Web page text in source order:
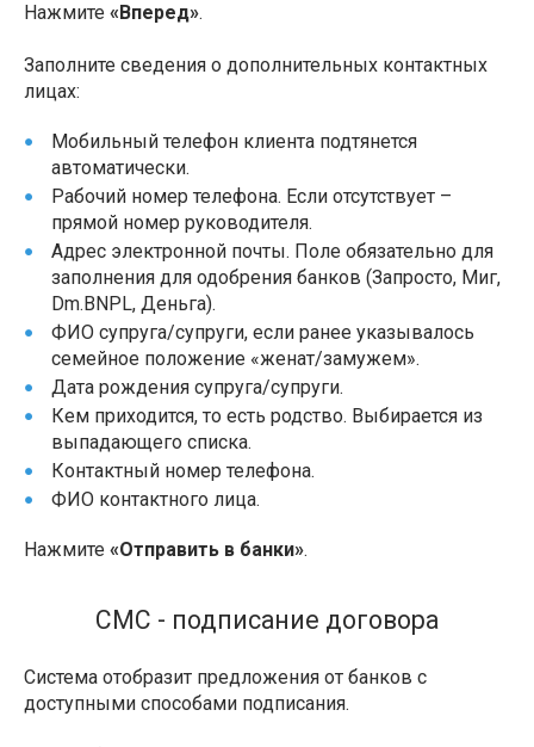
Нажмите «Вперед».
Заполните сведения о дополнительных контактных
лицах:
Мобильный телефон клиента подтянется
автоматически.
Рабочий номер телефона. Если отсутствует –
прямой номер руководителя.
Адрес электронной почты. Поле обязательно для
заполнения для одобрения банков (Запросто, Миг,
Dm.BNPL, Деньга).
ФИО супруга/супруги, если ранее указывалось
семейное положение «женат/замужем».
Дата рождения супруга/супруги.
Кем приходится, то есть родство. Выбирается из
выпадающего списка.
Контактный номер телефона.
ФИО контактного лица.
Нажмите «Отправить в банки».
СМС - подписание договора
Система отобразит предложения от банков с
доступными способами подписания.